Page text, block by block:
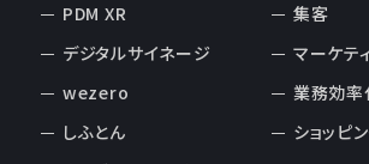
PDM XR
デジタルサイネージ
wezero
しふとん
集客
マーケテ
業務効率
ショッピ